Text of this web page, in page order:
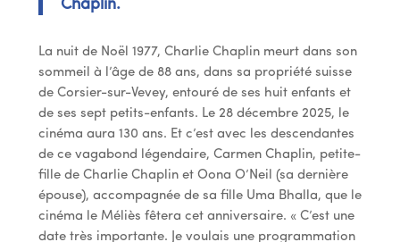
Chaplin.
La nuit de Noël 1977, Charlie Chaplin meurt dans son
sommeil à l’âge de 88 ans, dans sa propriété suisse
de Corsier-sur-Vevey, entouré de ses huit enfants et
de ses sept petits-enfants. Le 28 décembre 2025, le
cinéma aura 130 ans. Et c’est avec les descendantes
de ce vagabond légendaire, Carmen Chaplin, petite-
fille de Charlie Chaplin et Oona O’Neil (sa dernière
épouse), accompagnée de sa fille Uma Bhalla, que le
cinéma le Méliès fêtera cet anniversaire. « C’est une
date très importante. Je voulais une programmation